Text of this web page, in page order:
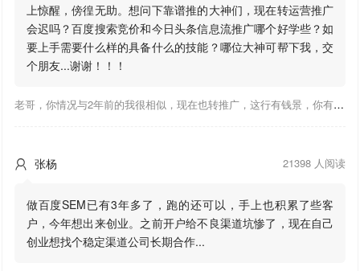
上惊醒，傍徨无助。想问下靠谱推的大神们，现在转运营推广
会迟吗？百度搜索竞价和今日头条信息流推广哪个好学些？如
要上手需要什么样的具备什么的技能？哪位大神可帮下我，交
个朋友...谢谢！！！
老哥，你情况与2年前的我很相似，现在也转推广，这行有钱景，你有基础上手会比较快，不必担心。至于学竞价还是信息流哪个好，我是信息流广告入手，现在迷上靠谱推关注大神们的营销推广干货。有空你也可多泡下这站，真能学到不少东西；希望可以帮到你！
 张杨 21398 人阅读
做百度SEM已有3年多了，跑的还可以，手上也积累了些客
户，今年想出来创业。之前开户给不良渠道坑惨了，现在自己
创业想找个稳定渠道公司长期合作...